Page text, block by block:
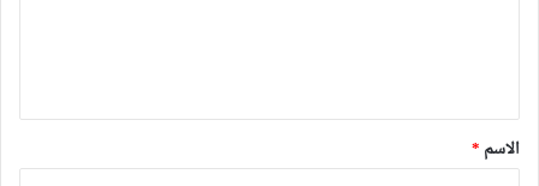
*
الاسم *